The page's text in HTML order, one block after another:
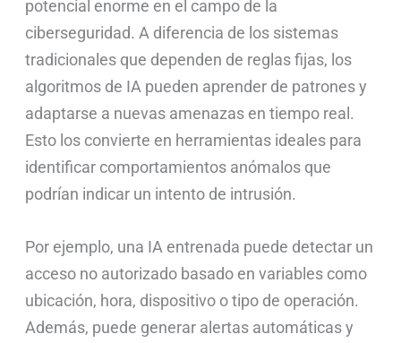
potencial enorme en el campo de la
ciberseguridad. A diferencia de los sistemas
tradicionales que dependen de reglas fijas, los
algoritmos de IA pueden aprender de patrones y
adaptarse a nuevas amenazas en tiempo real.
Esto los convierte en herramientas ideales para
identificar comportamientos anómalos que
podrían indicar un intento de intrusión.
Por ejemplo, una IA entrenada puede detectar un
acceso no autorizado basado en variables como
ubicación, hora, dispositivo o tipo de operación.
Además, puede generar alertas automáticas y